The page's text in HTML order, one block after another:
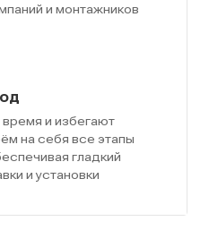
и монтажников
и избегают
на себя все этапы
гладкий
и установки